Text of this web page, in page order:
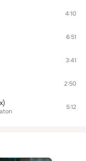
4:10
6:51
3:41
2:50
5:12